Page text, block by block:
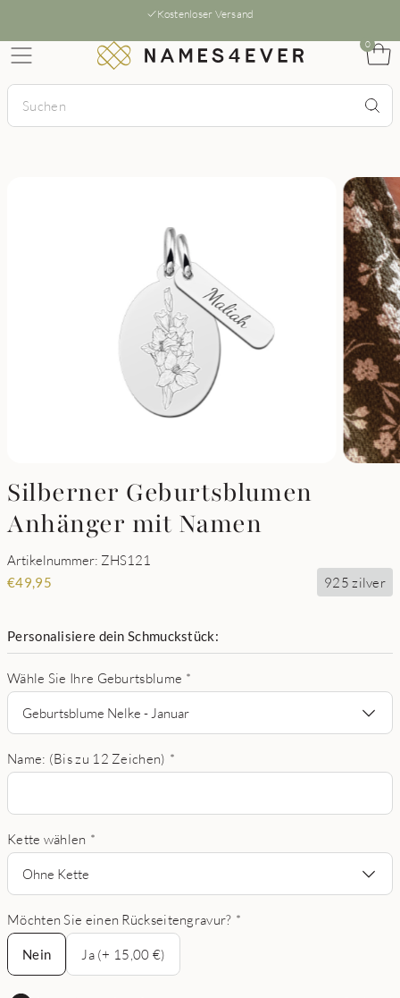
Kostenloser Versand
0
Silberner Geburtsblumen
Anhänger mit Namen
Artikelnummer: ZHS121
€49,95 925 zilver
Personalisiere dein Schmuckstück:
Wähle Sie Ihre Geburtsblume *
Geburtsblume Nelke - Januar
Name: (Bis zu 12 Zeichen) *
Kette wählen *
Ohne Kette
Möchten Sie einen Rückseitengravur? *
Nein
Nein
Ja (+ 15,00 €)